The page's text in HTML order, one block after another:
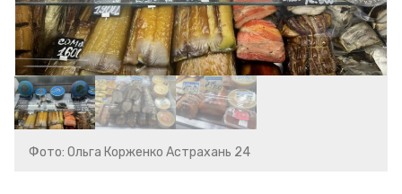
Фото: Ольга Корженко Астрахань 24